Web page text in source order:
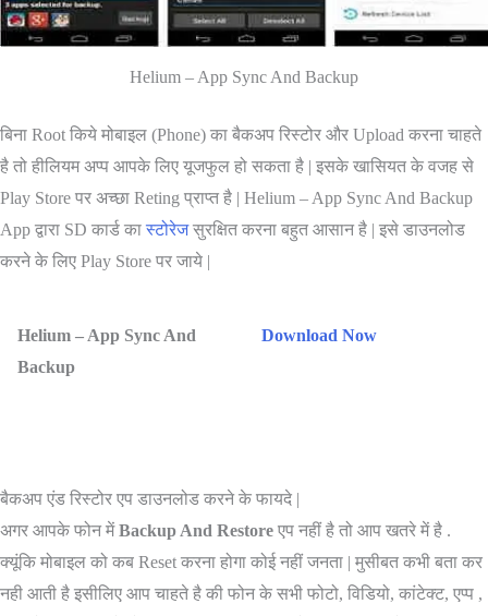
Helium – App Sync And Backup
बिना Root किये मोबाइल (Phone) का बैकअप रिस्टोर और Upload करना चाहते
है तो हीलियम अप्प आपके लिए यूजफुल हो सकता है | इसके खासियत के वजह से
Play Store पर अच्छा Reting प्राप्त है | Helium – App Sync And Backup
App द्वारा SD कार्ड कास्टोरेजसुरक्षित करना बहुत आसान है | इसे डाउनलोड
करने के लिए Play Store पर जाये |
Helium – App Sync And
Backup
Download Now
बैकअप एंड रिस्टोर एप डाउनलोड करने के फायदे |
अगर आपके फोन मेंBackup And Restore एप नहीं है तो आप खतरे में है .
क्यूंकि मोबाइल को कब Reset करना होगा कोई नहीं जनता | मुसीबत कभी बता कर
नही आती है इसीलिए आप चाहते है की फोन के सभी फोटो, विडियो, कांटेक्ट, एप्प ,